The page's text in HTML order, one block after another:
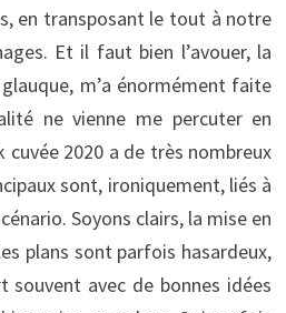
en transposant le tout à notre
Et il faut bien l’avouer, la
m’a énormément faite
ne vienne me percuter en
cuvée 2020 a de très nombreux
sont, ironiquement, liés à
Soyons clairs, la mise en
plans sont parfois hasardeux,
souvent avec de bonnes idées